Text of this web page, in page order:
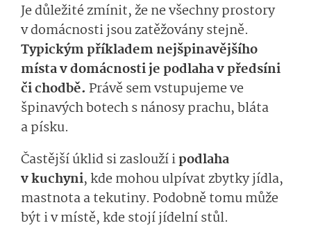
Je důležité zmínit, že ne všechny prostory
v domácnosti jsou zatěžovány stejně.
Typickým příkladem nejšpinavějšího
místa v domácnosti je podlaha v předsíni
či chodbě. Právě sem vstupujeme ve
špinavých botech s nánosy prachu, bláta
a písku.
Častější úklid si zaslouží ipodlaha
v kuchyni, kde mohou ulpívat zbytky jídla,
mastnota a tekutiny. Podobně tomu může
být i v místě, kde stojí jídelní stůl.